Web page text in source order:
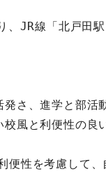
JR線「北戸田
さ、進学と部活
風と利便性の良
性を考慮して